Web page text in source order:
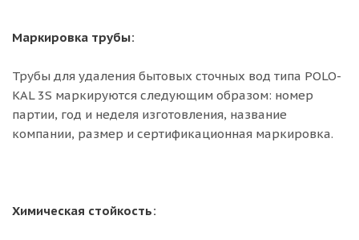
Маркировка трубы:
Трубы для удаления бытовых сточных вод типа POLO-
KAL 3S маркируются следующим образом: номер
партии, год и неделя изготовления, название
компании, размер и сертификационная маркировка.
Химическая стойкость: